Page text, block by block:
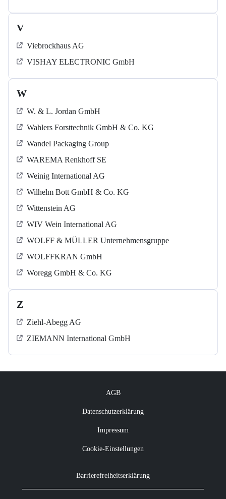
V
Viebrockhaus AG
VISHAY ELECTRONIC GmbH
W
W. & L. Jordan GmbH
Wahlers Forsttechnik GmbH & Co. KG
Wandel Packaging Group
WAREMA Renkhoff SE
Weinig International AG
Wilhelm Bott GmbH & Co. KG
Wittenstein AG
WIV Wein International AG
WOLFF & MÜLLER Unternehmensgruppe
WOLFFKRAN GmbH
Woregg GmbH & Co. KG
Z
Ziehl-Abegg AG
ZIEMANN International GmbH
AGB
Datenschutzerklärung
Impressum
Cookie-Einstellungen
Barrierefreiheitserklärung